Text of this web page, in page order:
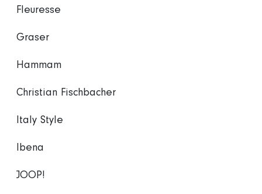
Fleuresse
Graser
Hammam
Christian Fischbacher
Italy Style
Ibena
JOOP!